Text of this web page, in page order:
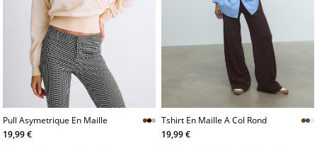
Pull Asymetrique En Maille
19,99 €
Tshirt En Maille A Col Rond
19,99 €